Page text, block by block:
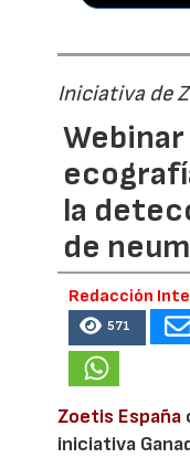
Iniciativa de
la
de
Redacción
571
Zoetis España
iniciativa